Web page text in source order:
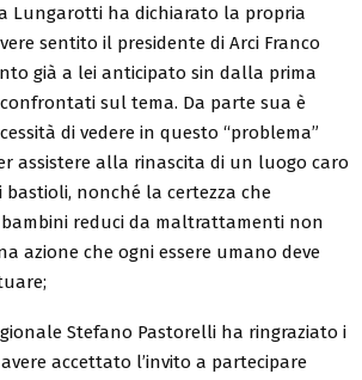
ha dichiarato la propria
sentito il presidente di Arci Franco
già a lei anticipato sin dalla prima
sul tema. Da parte sua è
di vedere in questo “problema”
assistere alla rinascita di un luogo caro
nonché la certezza che
reduci da maltrattamenti non
azione che ogni essere umano deve
Stefano Pastorelli ha ringraziato i
accettato l’invito a partecipare